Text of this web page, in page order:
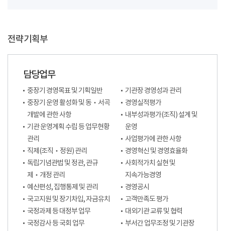
전략기획부
담당업무
중장기 경영목표 및 기획일반
중장기 운영 활성화 및 동‧서곡
개발에 관한 사항
기관 운영계획 수립 등 업무현황
관리
직제(조직‧정원) 관리
독립기념관법 및 정관, 관규
제‧개정 관리
예산편성, 집행통제 및 관리
국고지원 및 장기차입, 자금유치
국정과제 등 대정부 업무
국정감사 등 국회 업무
기관장 경영성과 관리
경영실적평가
내부성과평가(조직) 설계 및
운영
사업평가에 관한 사항
경영혁신 및 경영효율화
사회적가치 실현 및
지속가능경영
경영공시
고객만족도 평가
대외기관 교류 및 협력
부서간 업무조정 및 기관장